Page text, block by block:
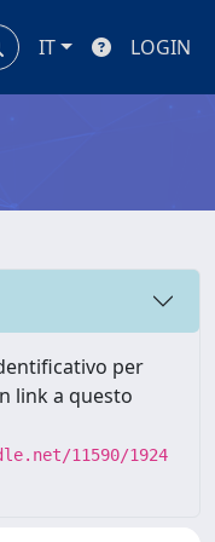
IT LOGIN
per
link a questo
11590/1924